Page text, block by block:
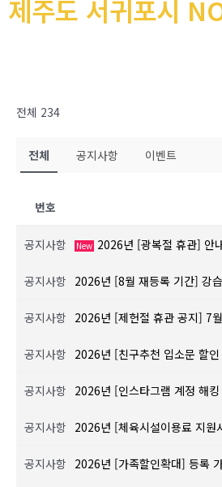
제주도 서귀포시
전체 234
전체 공지사항 이벤트
번호
공지사항 New 2026년 [광복절 휴관] 안
공지사항 2026년 [8월 재등록 기간] 강
공지사항 2026년 [제헌절 휴관 공지] 7
공지사항 2026년 [친구추천 입소문 할
공지사항 2026년 [인스타그램 계정 해
공지사항 2026년 [체육시설이용료 지원
공지사항 2026년 [가족할인확대] 등록